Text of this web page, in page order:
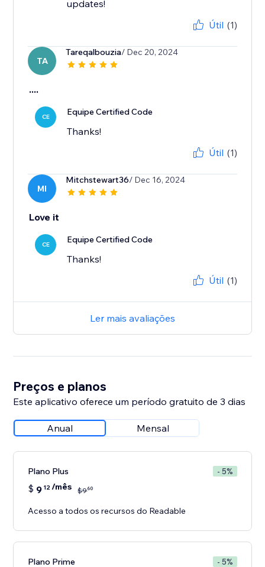
updates!
Útil (1)
TA
Tareqalbouzia/ Dec 20, 2024
....
CE Equipe Certified Code
Thanks!
Útil (1)
MI
Mitchstewart36/ Dec 16, 2024
Love it
CE Equipe Certified Code
Thanks!
Útil (1)
Ler mais avaliações
Preços e planos
Este aplicativo oferece um período gratuito de 3 dias
Anual Mensal
Plano Plus - 5%
$ 9 12/mês $960
Acesso a todos os recursos do Readable
Plano Prime - 5%